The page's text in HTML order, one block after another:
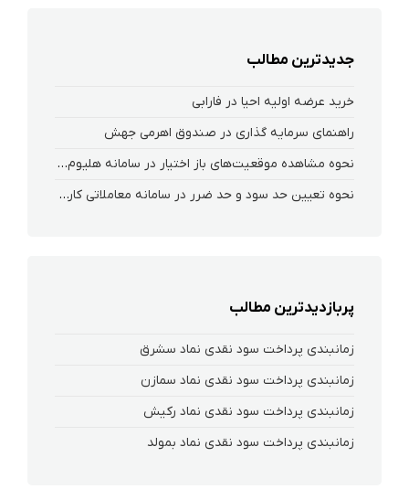
جدیدترین مطالب
خرید عرضه اولیه احیا در فارابی
راهنمای سرمایه گذاری در صندوق اهرمی جهش
نحوه‌ مشاهده‌ موقعیت‌های باز اختیار در سامانه هلیوم و نکست
نحوه تعیین حد سود و حد ضرر در سامانه معاملاتی کارگزاری فارابی
پربازدیدترین مطالب
زمانبندی پرداخت سود نقدی نماد سشرق
زمانبندی پرداخت سود نقدی نماد سمازن
زمانبندی پرداخت سود نقدی نماد رکیش
زمانبندی پرداخت سود نقدی نماد بمولد